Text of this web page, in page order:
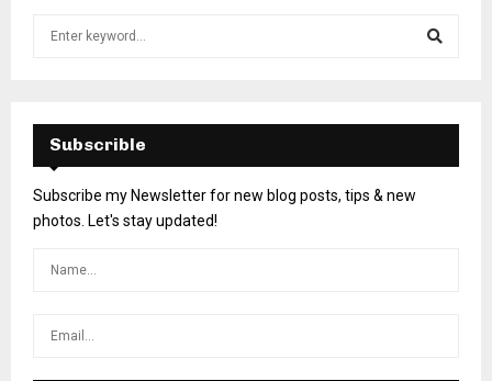
Subscrible
Subscribe my Newsletter for new blog posts, tips & new
photos. Let's stay updated!